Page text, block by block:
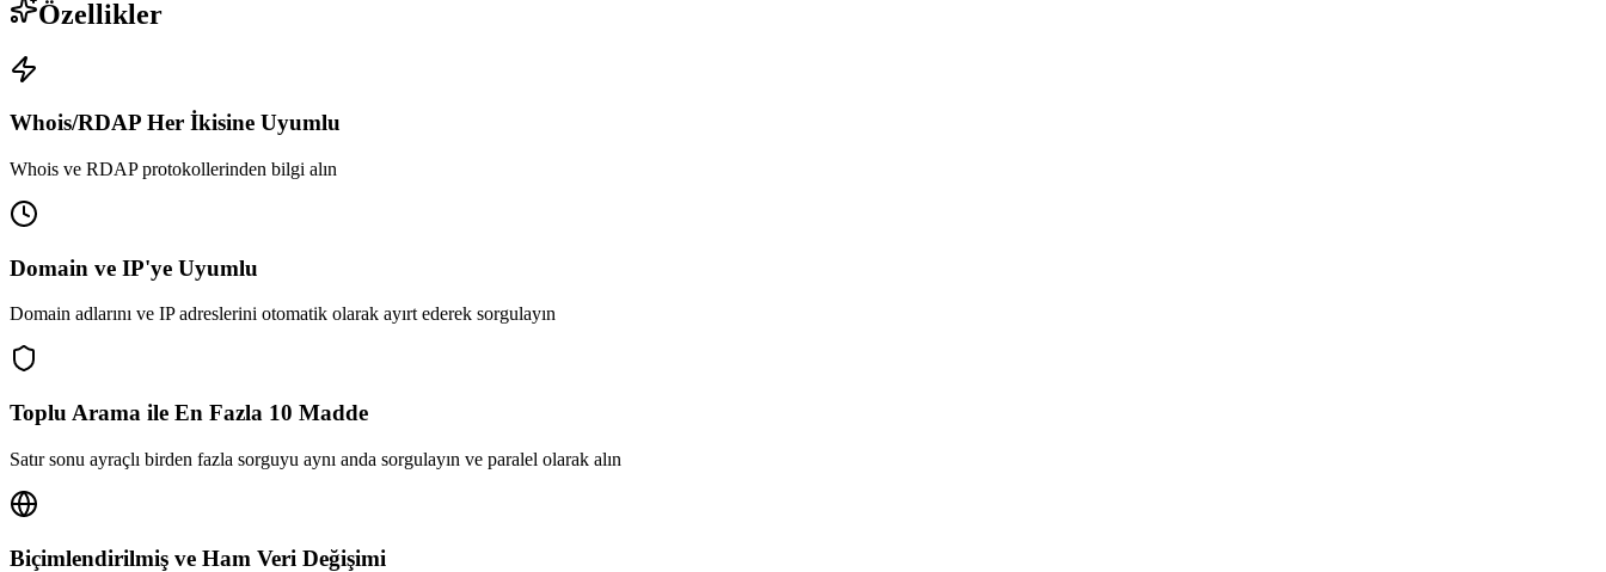
Özellikler
Whois/RDAP Her İkisine Uyumlu
Whois ve RDAP protokollerinden bilgi alın
Domain ve IP'ye Uyumlu
Domain adlarını ve IP adreslerini otomatik olarak ayırt ederek sorgulayın
Toplu Arama ile En Fazla 10 Madde
Satır sonu ayraçlı birden fazla sorguyu aynı anda sorgulayın ve paralel olarak alın
Biçimlendirilmiş ve Ham Veri Değişimi